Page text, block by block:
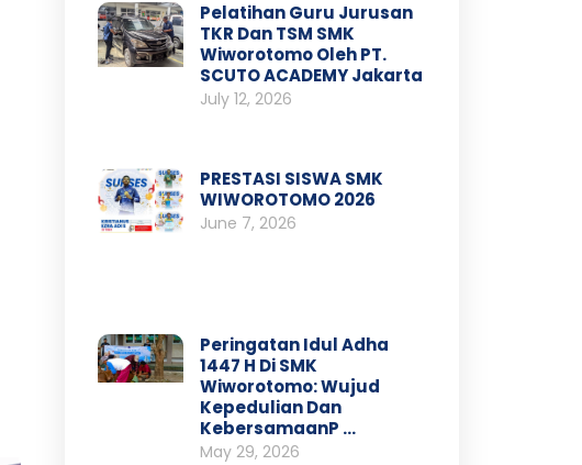
Pelatihan Guru Jurusan
TKR Dan TSM SMK
Wiworotomo Oleh PT.
SCUTO ACADEMY Jakarta
July 12, 2026
PRESTASI SISWA SMK
WIWOROTOMO 2026
June 7, 2026
Peringatan Idul Adha
1447 H Di SMK
Wiworotomo: Wujud
Kepedulian Dan
KebersamaanP …
May 29, 2026